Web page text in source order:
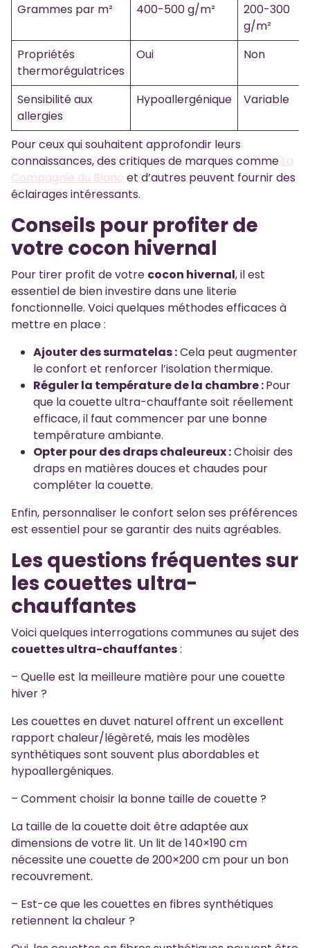
Grammes par m²
400-500 g/m²
200-300
g/m²
Propriétés
thermorégulatrices
Oui Non
Sensibilité aux
allergies
Hypoallergénique Variable
Pour ceux qui souhaitent approfondir leurs
connaissances, des critiques de marques comme La
Compagnie du Blanc et d’autres peuvent fournir des
éclairages intéressants.
Conseils pour profiter de
votre cocon hivernal
Pour tirer profit de votre cocon hivernal, il est
essentiel de bien investire dans une literie
fonctionnelle. Voici quelques méthodes efficaces à
mettre en place :
Ajouter des surmatelas :Cela peut augmenter
le confort et renforcer l’isolation thermique.
Réguler la température de la chambre :Pour
que la couette ultra-chauffante soit réellement
efficace, il faut commencer par une bonne
température ambiante.
Opter pour des draps chaleureux :Choisir des
draps en matières douces et chaudes pour
compléter la couette.
Enfin, personnaliser le confort selon ses préférences
est essentiel pour se garantir des nuits agréables.
Les questions fréquentes sur
les couettes ultra-
chauffantes
Voici quelques interrogations communes au sujet des
couettes ultra-chauffantes:
– Quelle est la meilleure matière pour une couette
hiver ?
Les couettes en duvet naturel offrent un excellent
rapport chaleur/légèreté, mais les modèles
synthétiques sont souvent plus abordables et
hypoallergéniques.
– Comment choisir la bonne taille de couette ?
La taille de la couette doit être adaptée aux
dimensions de votre lit. Un lit de 140×190 cm
nécessite une couette de 200×200 cm pour un bon
recouvrement.
– Est-ce que les couettes en fibres synthétiques
retiennent la chaleur ?